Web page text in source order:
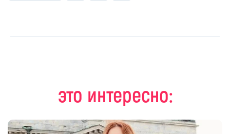
это интересно: